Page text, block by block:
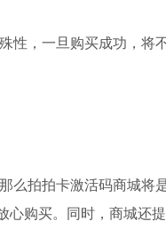
性，一旦购买成功，将
么拍拍卡激活码商城将
购买。同时，商城还